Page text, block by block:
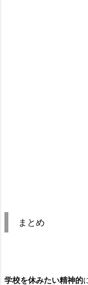
まとめ
学校を休みたい精神的